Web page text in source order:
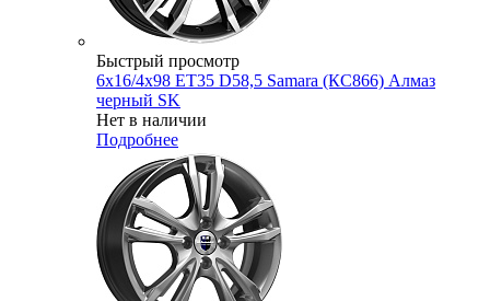
Быстрый просмотр
6x16/4x98 ET35 D58,5 Samara (КС866) Алмаз
черный SK
Нет в наличии
Подробнее